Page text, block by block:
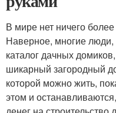
В мире нет ничего
Наверное, многие
каталог дачных
шикарный загородный
которой можно жить,
этом и